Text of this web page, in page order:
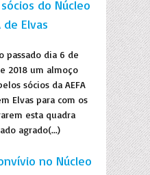
do Núcleo
de Elvas
passado dia 6 de
2018 um almoço
sócios da AEFA
Elvas para com os
esta quadra
agrado(...)
no Núcleo